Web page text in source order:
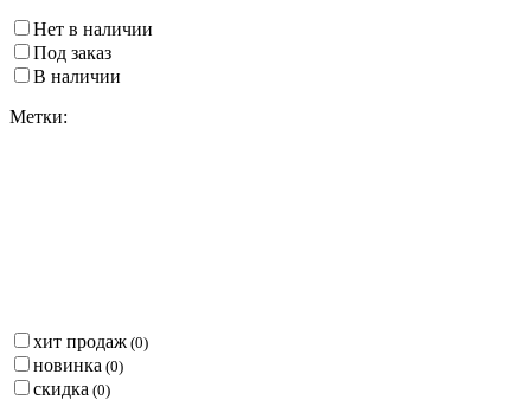
Нет в наличии
Под заказ
В наличии
Метки:
хит продаж (0)
новинка (0)
скидка (0)